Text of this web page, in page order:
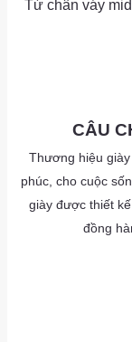
Từ chân váy
CÂU
Thương hiệu
phúc, cho cuộc
giày được thiết
đồng